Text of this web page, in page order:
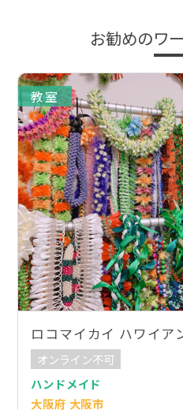
お勧めのワ
教室
ロコマイカイ ハワイア
オンライン不可
ハンドメイド
大阪府 大阪市